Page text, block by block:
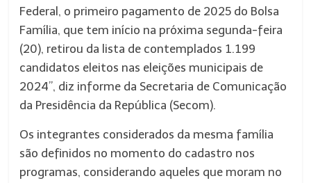
Federal, o primeiro pagamento de 2025 do Bolsa
Família, que tem início na próxima segunda-feira
(20), retirou da lista de contemplados 1.199
candidatos eleitos nas eleições municipais de
2024”, diz informe da Secretaria de Comunicação
da Presidência da República (Secom).
Os integrantes considerados da mesma família
são definidos no momento do cadastro nos
programas, considerando aqueles que moram no